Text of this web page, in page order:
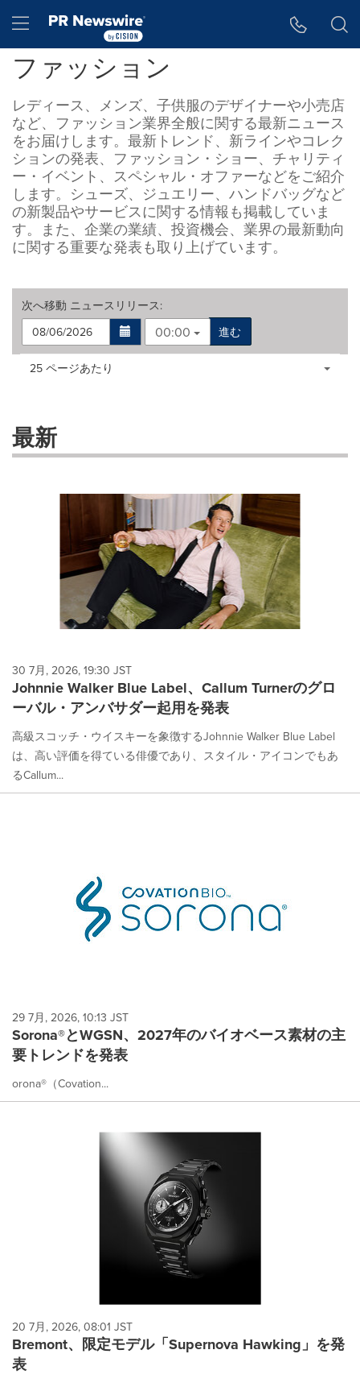
Hamburger menu
ファッション
レディース、メンズ、子供服のデザイナーや小売店
など、ファッション業界全般に関する最新ニュース
をお届けします。最新トレンド、新ラインやコレク
ションの発表、ファッション・ショー、チャリティ
ー・イベント、スペシャル・オファーなどをご紹介
します。シューズ、ジュエリー、ハンドバッグなど
の新製品やサービスに関する情報も掲載していま
す。また、企業の業績、投資機会、業界の最新動向
に関する重要な発表も取り上げています。
次へ移動 ニュースリリース:
00:00
進む
Making
these
dropdown
will
each
option
selected.
Items per page:
25 ページあたり
最新
30 7月, 2026, 19:30 JST
Johnnie Walker Blue Label、Callum Turnerのグロ
ーバル・アンバサダー起用を発表
高級スコッチ・ウイスキーを象徴するJohnnie Walker Blue Label
は、高い評価を得ている俳優であり、スタイル・アイコンでもあ
るCallum...
29 7月, 2026, 10:13 JST
Sorona®とWGSN、2027年のバイオベース素材の主
要トレンドを発表
orona®（Covation...
20 7月, 2026, 08:01 JST
Bremont、限定モデル「Supernova Hawking」を発
表